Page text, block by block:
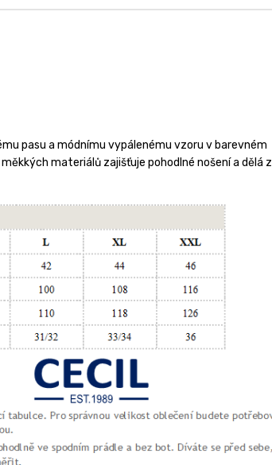
pasu a módnímu vypálenému vzoru v barevném
materiálů zajišťuje pohodlné nošení a dělá z